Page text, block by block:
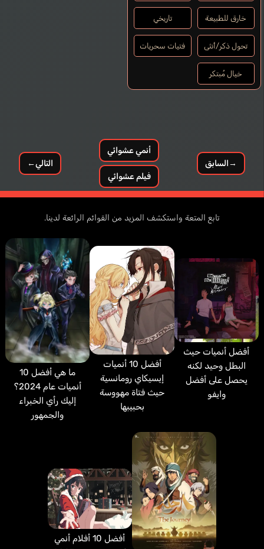
خارق للطبيعة تاريخي
تحول ذكر/أنثى فتيات سحريات
خيال مُبتكر
→السابق
أنمي عشوائي
فيلم عشوائي
التالي←
تابع المتعة واستكشف المزيد من القوائم الرائعة لدينا.
أفضل أنميات حيث
البطل وحيد لكنه
يحصل على أفضل
وايفو
أفضل 10 أنميات
إيسيكاي رومانسية
حيث فتاة مهووسة
بحبيبها
ما هي أفضل 10
أنميات عام 2024؟
إليك رأي الخبراء
والجمهور
أفضل 10 أفلام أنمي